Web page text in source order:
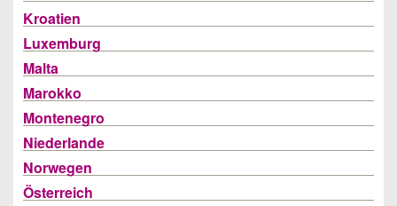
Kroatien
Luxemburg
Malta
Marokko
Montenegro
Niederlande
Norwegen
Österreich